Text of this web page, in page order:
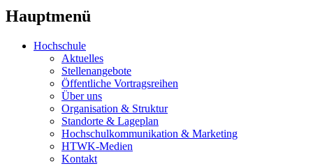
Hauptmenü
Hochschule
Aktuelles
Stellenangebote
Öffentliche Vortragsreihen
Über uns
Organisation & Struktur
Standorte & Lageplan
Hochschulkommunikation & Marketing
HTWK-Medien
Kontakt